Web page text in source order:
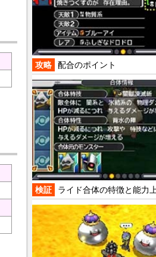
攻略 配合のポイント
検証 ライド合体の特徴と能力